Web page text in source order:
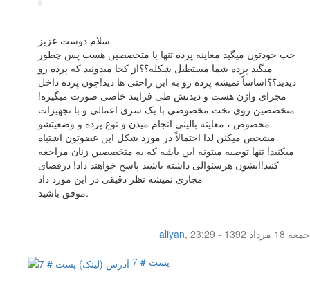
سلام دوست عزیز
خب خودتون میگید معاینه پرده تنها با متخصصین هست پس چطور
میگید پرده شما مستطیل شکله؟؟از کجا میدونید که پرده رو
دیدید؟؟اساساً نمیشه پرده رو به این راحتی ها دید!چون پرده داخل
مجرای واژن هست و دیدنش طی فرایند خاصی صورت میگیره!
متخصصین روی تخت مخصوصی با یک سری اعمالی و با تجهیزات
مخصوص ، معاینه بالینی انجام میدن و نوع پرده و وضعیتشو
مشخص میکنن لذا احتمالاً در مورد شکل این عضوتون اشتباه
میکنید! تنها توصیه میتونه این باشه که به متخصصین زنان مراجعه
کنید!ایشون هرسئوالی داشته باشید پاسخ خواهند داد! درفضای
مجازی نمیشه نظر دقیقی در این مورد داد
موفق باشید.
aliyan,
جمعه 18 مرداد 1392 - 23:29
پست # 7